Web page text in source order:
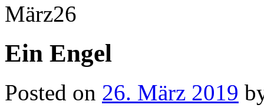
März26
Ein Engel
Posted on 26. März 2019